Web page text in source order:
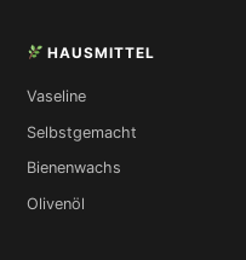
HAUSMITTEL
Vaseline
Selbstgemacht
Bienenwachs
Olivenöl